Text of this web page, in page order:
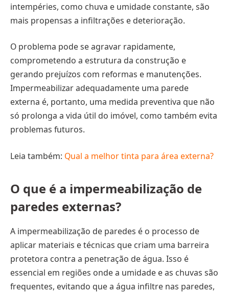
intempéries, como chuva e umidade constante, são
mais propensas a infiltrações e deterioração.
O problema pode se agravar rapidamente,
comprometendo a estrutura da construção e
gerando prejuízos com reformas e manutenções.
Impermeabilizar adequadamente uma parede
externa é, portanto, uma medida preventiva que não
só prolonga a vida útil do imóvel, como também evita
problemas futuros.
Leia também: Qual a melhor tinta para área externa?
O que é a impermeabilização de
paredes externas?
A impermeabilização de paredes é o processo de
aplicar materiais e técnicas que criam uma barreira
protetora contra a penetração de água. Isso é
essencial em regiões onde a umidade e as chuvas são
frequentes, evitando que a água infiltre nas paredes,